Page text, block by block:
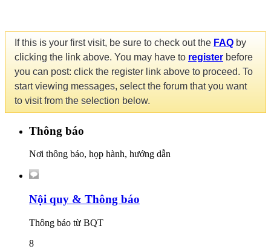
If this is your first visit, be sure to check out the FAQ by
clicking the link above. You may have to register before
you can post: click the register link above to proceed. To
start viewing messages, select the forum that you want
to visit from the selection below.
Thông báo
Nơi thông báo, họp hành, hướng dẫn
Nội quy & Thông báo
Thông báo từ BQT
8